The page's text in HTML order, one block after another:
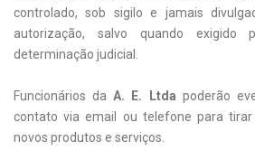
controlado, sob sigilo e jamais
autorização, salvo quando exigido
determinação judicial.
Funcionários daA. E. Ltda poderão
contato via email ou telefone para
novos produtos e serviços.